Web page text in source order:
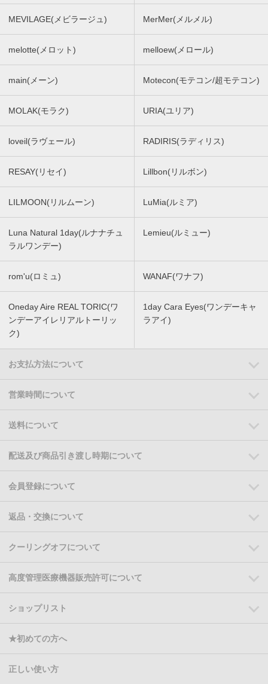
MEVILAGE(メビラージュ) MerMer(メルメル)
melotte(メロット) melloew(メロール)
main(メーン) Motecon(モテコン/超モテコン)
MOLAK(モラク) URIA(ユリア)
loveil(ラヴェール) RADIRIS(ラディリス)
RESAY(リセイ) Lillbon(リルボン)
LILMOON(リルムーン) LuMia(ルミア)
Luna Natural 1day(ルナナチュ
ラルワンデー)
Lemieu(ルミュー)
rom'u(ロミュ) WANAF(ワナフ)
Oneday Aire REAL TORIC(ワ
ンデーアイレリアルトーリッ
ク)
1day Cara Eyes(ワンデーキャ
ラアイ)
お支払方法について
営業時間について
送料について
配送及び商品引き渡し時期について
会員登録について
返品・交換について
クーリングオフについて
高度管理医療機器販売許可について
ショップリスト
★初めての方へ
正しい使い方